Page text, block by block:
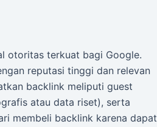
otoritas terkuat bagi Google.
reputasi tinggi dan relevan
backlink meliputi guest
atau data riset), serta
membeli backlink karena dapat